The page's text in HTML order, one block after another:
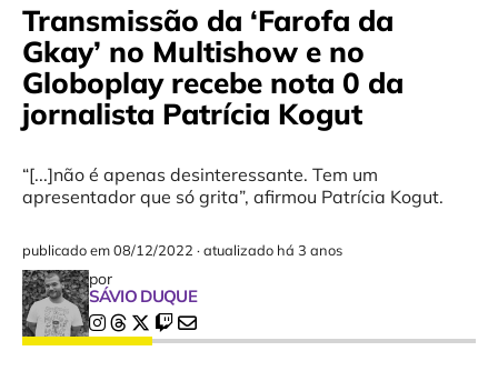
Transmissão da ‘Farofa da
Gkay’ no Multishow e no
Globoplay recebe nota 0 da
jornalista Patrícia Kogut
“[...]não é apenas desinteressante. Tem um
apresentador que só grita”, afirmou Patrícia Kogut.
publicado em08/12/2022 ·atualizado há 3 anos
por
SÁVIO DUQUE